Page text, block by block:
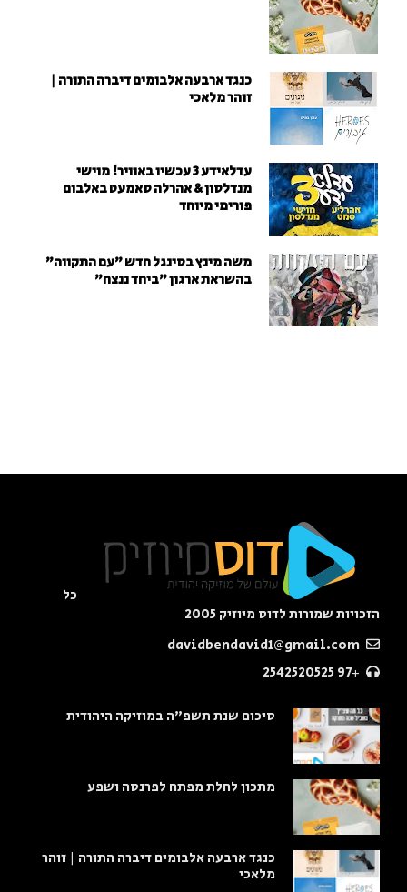
כנגד ארבעה אלבומים דיברה התורה |
זוהר מלאכי
עדלאידע 3 עכשיו באוויר! מוישי
מנדלסון & אהרלה סאמעט באלבום
פורימי מיוחד
משה מינץ בסינגל חדש ״עם התקווה״
בהשראת ארגון "ביחד ננצח"
כל
הזכויות שמורות לדוס מיוזיק 2005
+97 2542520525
סיכום שנת תשפ"ה במוזיקה היהודית
מתכון לחלת מפתח לפרנסה ושפע
כנגד ארבעה אלבומים דיברה התורה | זוהר
מלאכי